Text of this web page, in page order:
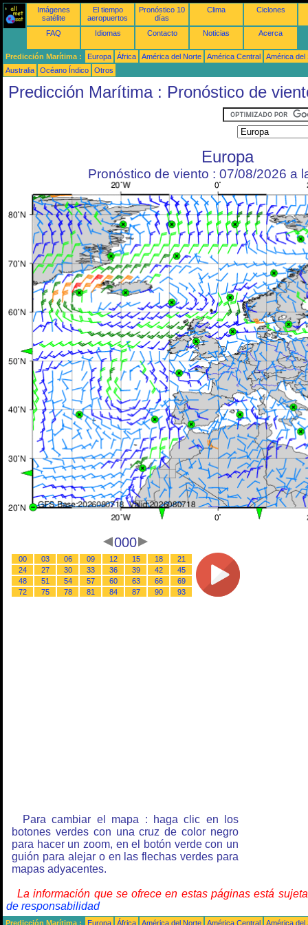
Imágenes
satélite
El tiempo
aeropuertos
Pronóstico 10
días
Clima Ciclones
FAQ Idiomas Contacto Noticias Acerca
Predicción Marítima : Europa África América del Norte América Central
América del
Australia
Océano Índico Otros
Predicción Marítima : Pronóstico de
Europa
Pronóstico de viento : 07/08/2026 a
000
00 03 06 09 12 15 18
21
24
27 30 33 36 39 42
45
48
51 54 57 60 63 66
69
72
75 78 81 84 87 90 93
Para cambiar el mapa : haga clic en los
botones verdes con una cruz de color negro
para hacer un zoom, en el botón verde con un
guión para alejar o en las flechas verdes para
mapas adyacentes.
La información que se ofrece en estas páginas está
de responsabilidad
Predicción Marítima : Europa África América del Norte América Central
América del